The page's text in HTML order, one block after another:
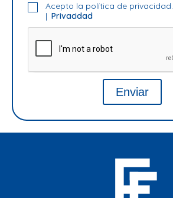
Acepto la política de privacidad.
| Privacidad
Enviar